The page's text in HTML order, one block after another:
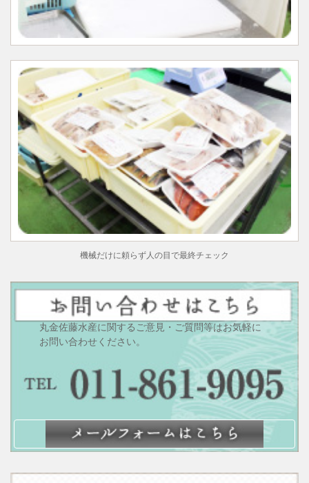
機械だけに頼らず人の目で最終チェック
丸金佐藤水産に関するご意見・ご質問等はお気軽に
お問い合わせください。